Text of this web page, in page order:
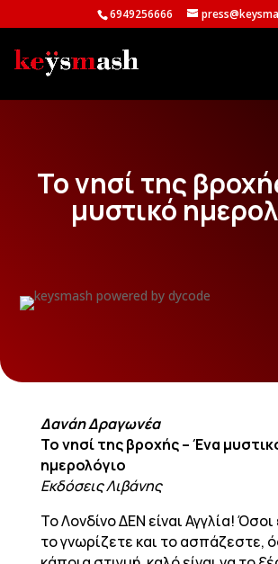
6949256666
Το νησί της
μυστικό
Δανάη Δραγωνέα
Το νησί της βροχής – Ένα
ημερολόγιο
Εκδόσεις Λιβάνης
Το Λονδίνο ΔΕΝ είναι Αγγλία!
το γνωρίζετε και το ασπάζεστε,